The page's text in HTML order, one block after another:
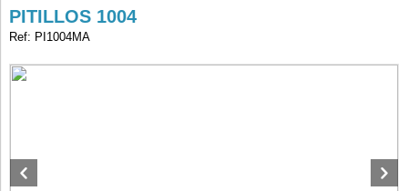
PITILLOS 1004
Ref: PI1004MA